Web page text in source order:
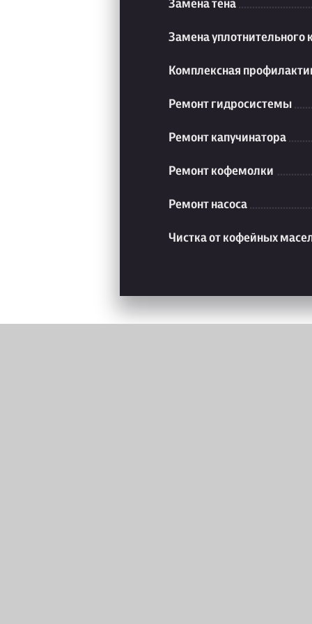
Замена тена
Замена уплотнительного
Комплексная
Ремонт гидросистемы
Ремонт капучинатора
Ремонт кофемолки
Ремонт насоса
Чистка от кофейных